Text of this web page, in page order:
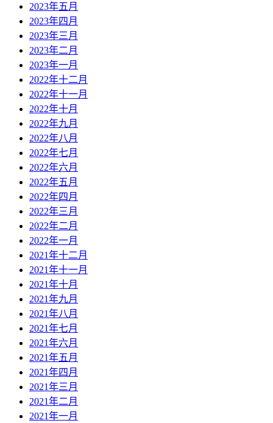
2023年五月
2023年四月
2023年三月
2023年二月
2023年一月
2022年十二月
2022年十一月
2022年十月
2022年九月
2022年八月
2022年七月
2022年六月
2022年五月
2022年四月
2022年三月
2022年二月
2022年一月
2021年十二月
2021年十一月
2021年十月
2021年九月
2021年八月
2021年七月
2021年六月
2021年五月
2021年四月
2021年三月
2021年二月
2021年一月